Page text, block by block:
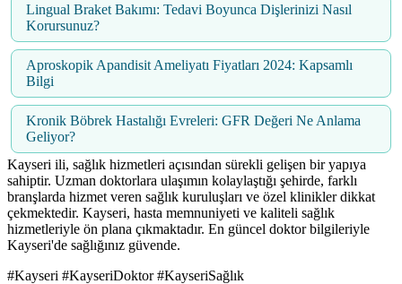
Lingual Braket Bakımı: Tedavi Boyunca Dişlerinizi Nasıl
Korursunuz?
Aproskopik Apandisit Ameliyatı Fiyatları 2024: Kapsamlı
Bilgi
Kronik Böbrek Hastalığı Evreleri: GFR Değeri Ne Anlama
Geliyor?
Kayseri ili, sağlık hizmetleri açısından sürekli gelişen bir yapıya
sahiptir. Uzman doktorlara ulaşımın kolaylaştığı şehirde, farklı
branşlarda hizmet veren sağlık kuruluşları ve özel klinikler dikkat
çekmektedir. Kayseri, hasta memnuniyeti ve kaliteli sağlık
hizmetleriyle ön plana çıkmaktadır. En güncel doktor bilgileriyle
Kayseri'de sağlığınız güvende.
#Kayseri #KayseriDoktor #KayseriSağlık